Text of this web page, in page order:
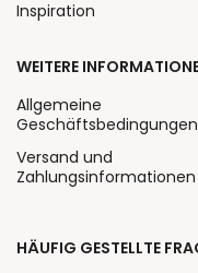
Inspiration
WEITERE
Allgemeine
Geschäftsbedingungen
Versand und
Zahlungsinformationen
HÄUFIG GESTELLTE